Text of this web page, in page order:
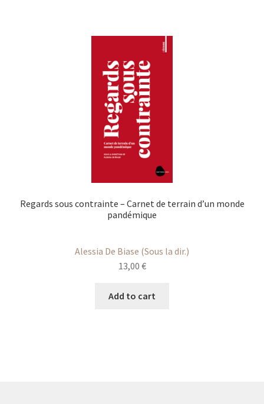
Regards sous contrainte – Carnet de terrain d’un monde
pandémique
Alessia De Biase (Sous la dir.)
13,00 €
Add to cart